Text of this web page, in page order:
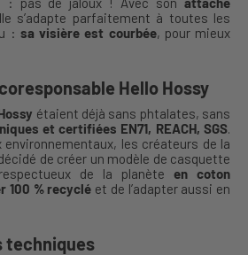
s’adapte parfaitement à toutes les
: sa visière est courbée, pour mieux
Hello Hossy
étaient déjà sans phtalates, sans
et certifiées EN71, REACH, SGS.
environnementaux, les créateurs de la
de créer un modèle de casquette
de la planète en coton
100 % recyclé et de l’adapter aussi en
techniques